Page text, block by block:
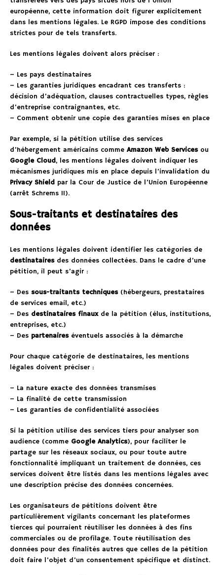
européenne, cette information doit figurer explicitement
dans les mentions légales. Le RGPD impose des conditions
strictes pour de tels transferts.
Les mentions légales doivent alors préciser :
– Les pays destinataires
– Les garanties juridiques encadrant ces transferts :
décision d’adéquation, clauses contractuelles types, règles
d’entreprise contraignantes, etc.
– Comment obtenir une copie des garanties mises en place
Par exemple, si la pétition utilise des services
d’hébergement américains comme Amazon Web Servicesou
Google Cloud, les mentions légales doivent indiquer les
mécanismes juridiques mis en place depuis l’invalidation du
Privacy Shield par la Cour de Justice de l’Union Européenne
(arrêt Schrems II).
Sous-traitants et destinataires des
données
Les mentions légales doivent identifier les catégories de
destinatairesdes données collectées. Dans le cadre d’une
pétition, il peut s’agir :
– Des sous-traitants techniques(hébergeurs, prestataires
de services email, etc.)
– Des destinataires finauxde la pétition (élus, institutions,
entreprises, etc.)
– Des partenaireséventuels associés à la démarche
Pour chaque catégorie de destinataires, les mentions
légales doivent préciser :
– La nature exacte des données transmises
– La finalité de cette transmission
– Les garanties de confidentialité associées
Si la pétition utilise des services tiers pour analyser son
audience (comme Google Analytics), pour faciliter le
partage sur les réseaux sociaux, ou pour toute autre
fonctionnalité impliquant un traitement de données, ces
services doivent être listés dans les mentions légales avec
une description précise des données concernées.
Les organisateurs de pétitions doivent être
particulièrement vigilants concernant les plateformes
tierces qui pourraient réutiliser les données à des fins
commerciales ou de profilage. Toute réutilisation des
données pour des finalités autres que celles de la pétition
doit faire l’objet d’un consentement spécifique et distinct.